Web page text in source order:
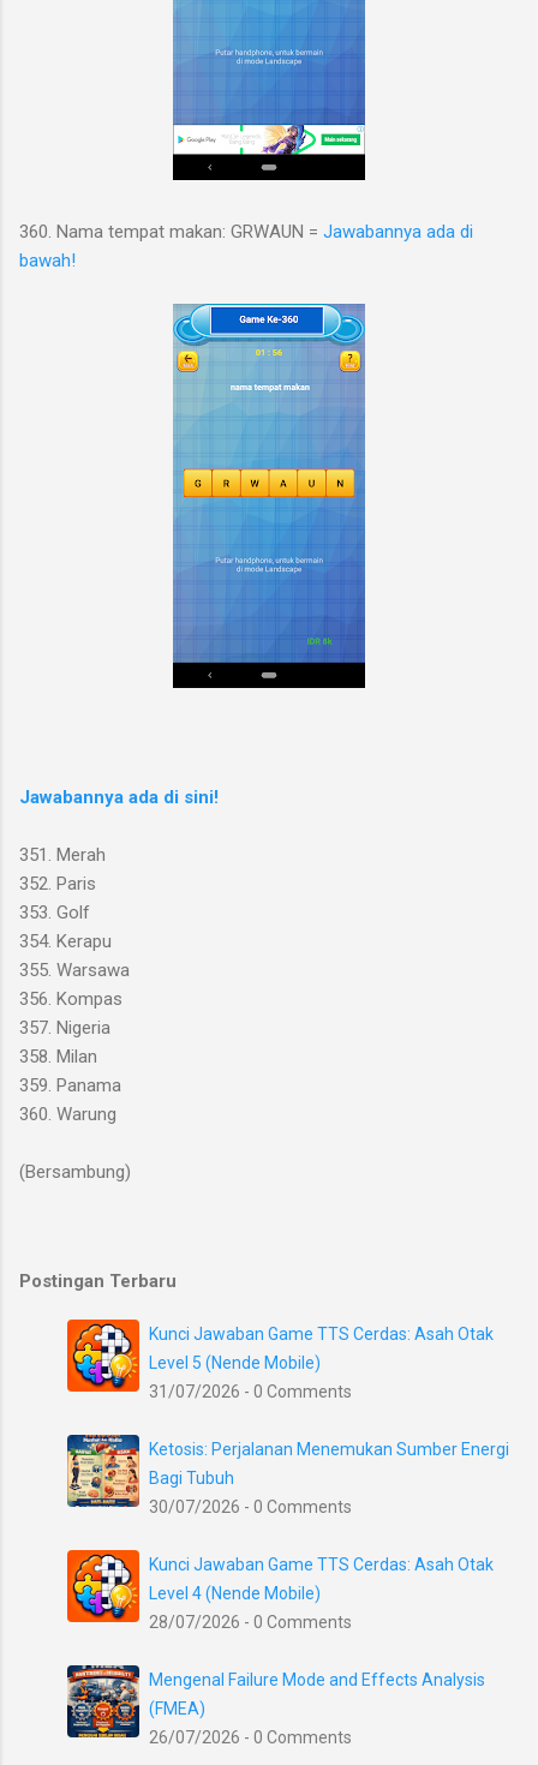
360. Nama tempat makan: GRWAUN = Jawabannya ada di
bawah!
Jawabannya ada di sini!
351. Merah
352. Paris
353. Golf
354. Kerapu
355. Warsawa
356. Kompas
357. Nigeria
358. Milan
359. Panama
360. Warung
(Bersambung)
Postingan Terbaru
Kunci Jawaban Game TTS Cerdas: Asah Otak
Level 5 (Nende Mobile)
31/07/2026 - 0 Comments
Ketosis: Perjalanan Menemukan Sumber Energi
Bagi Tubuh
30/07/2026 - 0 Comments
Kunci Jawaban Game TTS Cerdas: Asah Otak
Level 4 (Nende Mobile)
28/07/2026 - 0 Comments
Mengenal Failure Mode and Effects Analysis
(FMEA)
26/07/2026 - 0 Comments